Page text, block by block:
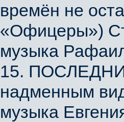
времён не
«Офицеры»)
музыка
15.
надменным
музыка